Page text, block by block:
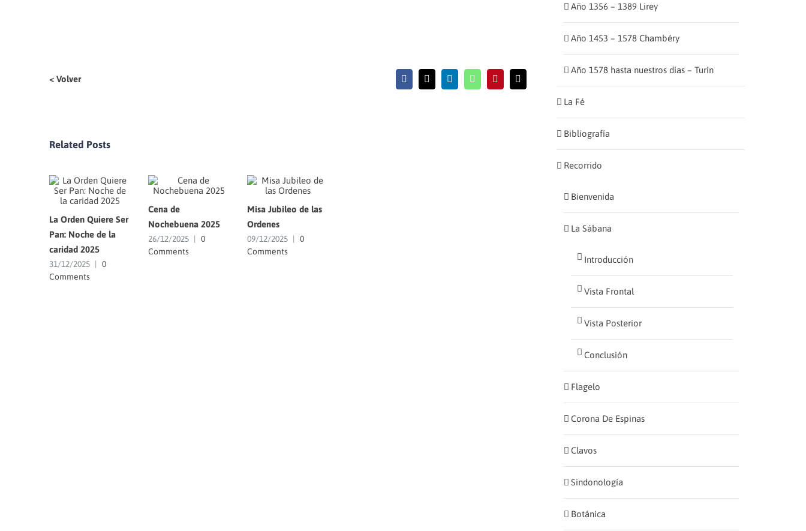
< Volver Facebook
X LinkedInWhatsAppPinterestEmail
Related Posts
La Orden Quiere Ser
Pan: Noche de la
caridad 2025
31/12/2025
0
Comments
Cena de
Nochebuena 2025
26/12/2025
0
Comments
Misa Jubileo de las
Ordenes
09/12/2025
0
Comments
Año 1356 – 1389 Lirey
Año 1453 – 1578 Chambéry
Año 1578 hasta nuestros días – Turín
La Fé
Bibliografía
Recorrido
Bienvenida
La Sábana
Introducción
Vista Frontal
Vista Posterior
Conclusión
Flagelo
Corona De Espinas
Clavos
Sindonología
Botánica